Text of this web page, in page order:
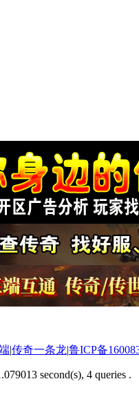
|传奇一条龙|鲁ICP备
second(s), 4 queries .